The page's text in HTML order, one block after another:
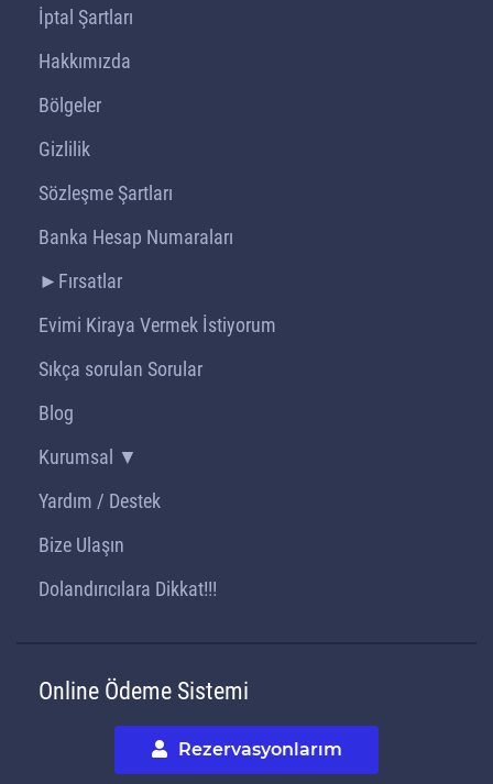
İptal Şartları
Hakkımızda
Bölgeler
Gizlilik
Sözleşme Şartları
Banka Hesap Numaraları
►Fırsatlar
Evimi Kiraya Vermek İstiyorum
Sıkça sorulan Sorular
Blog
Kurumsal ▼
Yardım / Destek
Bize Ulaşın
Dolandırıcılara Dikkat!!!
Online Ödeme Sistemi
Rezervasyonlarım